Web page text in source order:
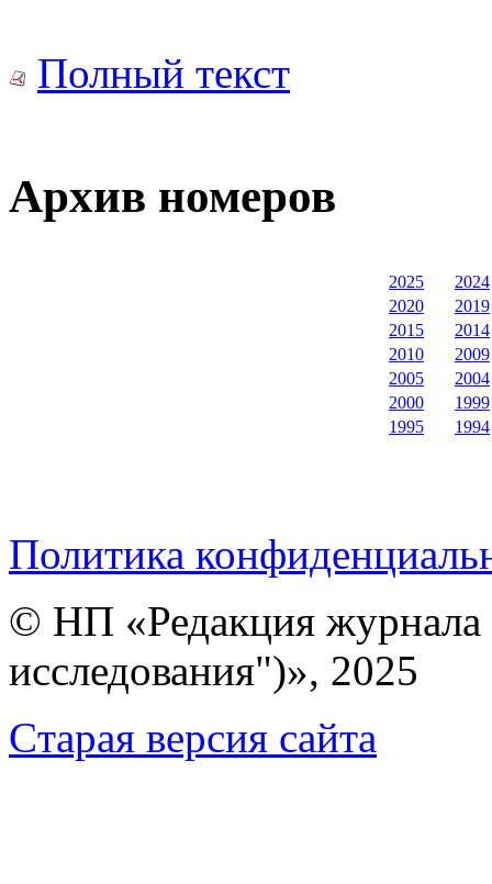
Полный текст
Архив номеров
2025
2024
2020
2019
2015
2014
2010
2009
2005
2004
2000
1999
1995
1994
Политика
© НП «Редакция
исследования")», 2025
Cтарая версия сайта